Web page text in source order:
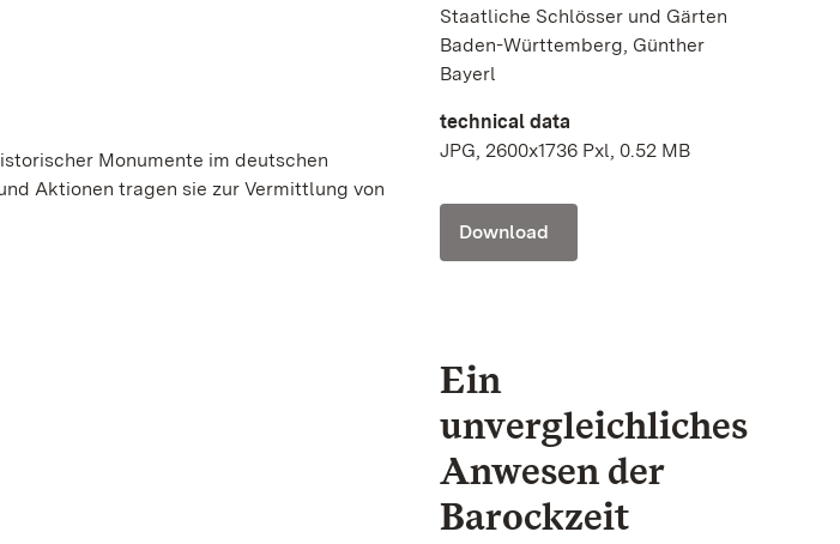
Monumente im deutschen
Aktionen tragen sie zur Vermittlung von
Staatliche Schlösser und Gärten
Baden-Württemberg, Günther
Bayerl
technical data
JPG, 2600x1736 Pxl, 0.52 MB
Download
Ein
unvergleichliches
Anwesen der
Barockzeit